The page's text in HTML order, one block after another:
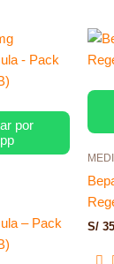
por
– Pack
S/